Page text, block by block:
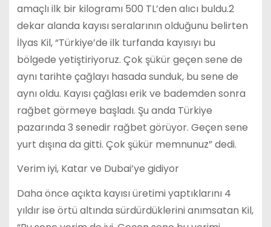
amaçlı ilk bir kilogramı 500 TL’den alıcı buldu.2
dekar alanda kayısı seralarının olduğunu belirten
İlyas Kil, “Türkiye’de ilk turfanda kayısıyı bu
bölgede yetiştiriyoruz. Çok şükür geçen sene de
aynı tarihte çağlayı hasada sunduk, bu sene de
aynı oldu. Kayısı çağlası erik ve bademden sonra
rağbet görmeye başladı. Şu anda Türkiye
pazarında 3 senedir rağbet görüyor. Geçen sene
yurt dışına da gitti. Çok şükür memnunuz” dedi.
Verim iyi, Katar ve Dubai’ye gidiyor
Daha önce açıkta kayısı üretimi yaptıklarını 4
yıldır ise örtü altında sürdürdüklerini anımsatan Kil,